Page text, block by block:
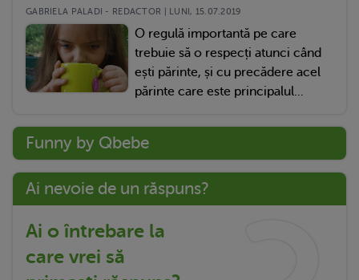
GABRIELA PALADI - REDACTOR | LUNI, 15.07.2019
O regulă importantă pe care
trebuie să o respecți atunci când
ești părinte, și cu precădere acel
părinte care este principalul...
Funny by Qbebe
Ai nevoie de un răspuns?
Ai o întrebare la
care vrei să